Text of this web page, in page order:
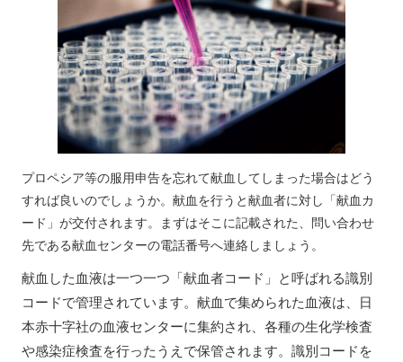
プロペシア等の服用申告を忘れて献血してしまった場合はどう
すれば良いのでしょうか。献血を行うと献血者に対し「献血カ
ード」が交付されます。まずはそこに記載された、問い合わせ
先である献血センターの電話番号へ連絡しましょう。
献血した血液は一つ一つ「献血者コード」と呼ばれる識別
コードで管理されています。献血で集められた血液は、日
本赤十字社の血液センターに集約され、各種の生化学検査
や感染症検査を行ったうえで保管されます。識別コードを